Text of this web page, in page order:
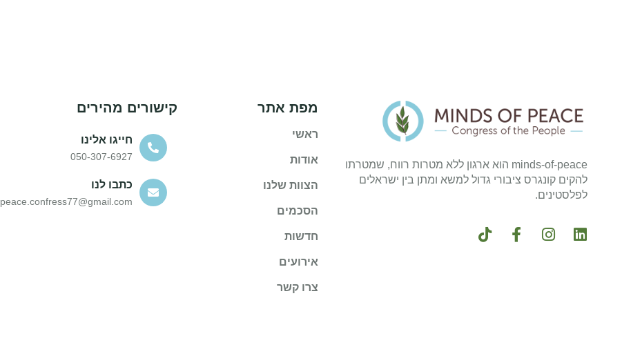
minds-of-peace הוא ארגון ללא מטרות רווח, שמטרתו
להקים קונגרס ציבורי גדול למשא ומתן בין ישראלים
לפלסטינים.
מפת אתר
ראשי
אודות
הצוות שלנו
הסכמים
חדשות
אירועים
צרו קשר
קישורים מהירים
חייגו אלינו
050-307-6927
כתבו לנו
peace.confress77@gmail.com